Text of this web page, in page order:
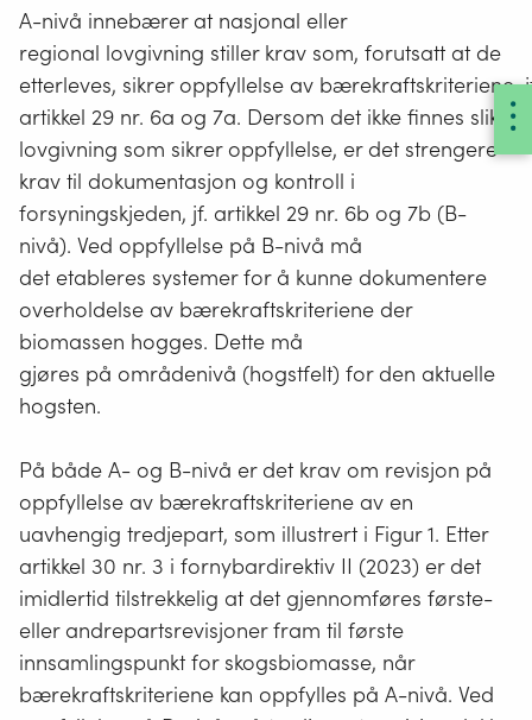
A-nivå innebærer at nasjonal eller
regional lovgivning stiller krav som, forutsatt at de
etterleves, sikrer oppfyllelse av bærekraftskriteriene,
artikkel 29 nr. 6a og 7a. Dersom det ikke finnes slik
lovgivning som sikrer oppfyllelse, er det strengere
krav til dokumentasjon og kontroll i
forsyningskjeden, jf. artikkel 29 nr. 6b og 7b (B-
nivå). Ved oppfyllelse på B-nivå må
det etableres systemer for å kunne dokumentere
overholdelse av bærekraftskriteriene der
biomassen hogges. Dette må
gjøres på områdenivå (hogstfelt) for den aktuelle
hogsten.
På både A- og B-nivå er det krav om revisjon på
oppfyllelse av bærekraftskriteriene av en
uavhengig tredjepart, som illustrert i Figur 1. Etter
artikkel 30 nr. 3 i fornybardirektiv II (2023) er det
imidlertid tilstrekkelig at det gjennomføres første-
eller andrepartsrevisjoner fram til første
innsamlingspunkt for skogsbiomasse, når
bærekraftskriteriene kan oppfylles på A-nivå. Ved